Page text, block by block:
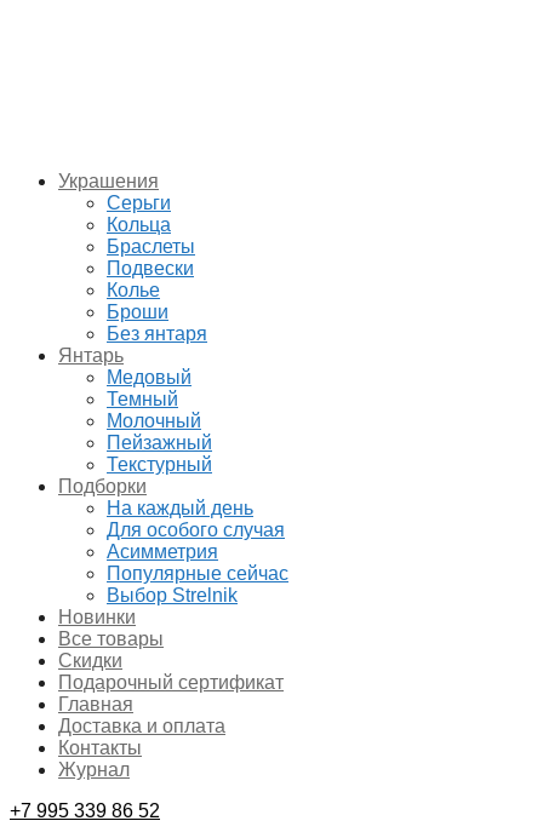
Украшения
Серьги
Кольца
Браслеты
Подвески
Колье
Броши
Без янтаря
Янтарь
Медовый
Темный
Молочный
Пейзажный
Текстурный
Подборки
На каждый день
Для особого случая
Асимметрия
Популярные сейчас
Выбор Strelnik
Новинки
Все товары
Скидки
Подарочный сертификат
Главная
Доставка и оплата
Контакты
Журнал
+7 995 339 86 52